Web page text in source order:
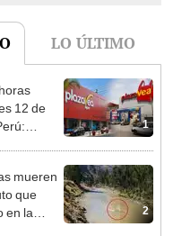
LO ÚLTIMO
1
12 de
2
mueren
que
en la